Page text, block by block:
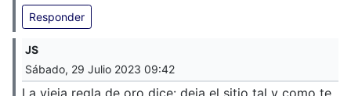
Responder
JS
Sábado, 29 Julio 2023 09:42